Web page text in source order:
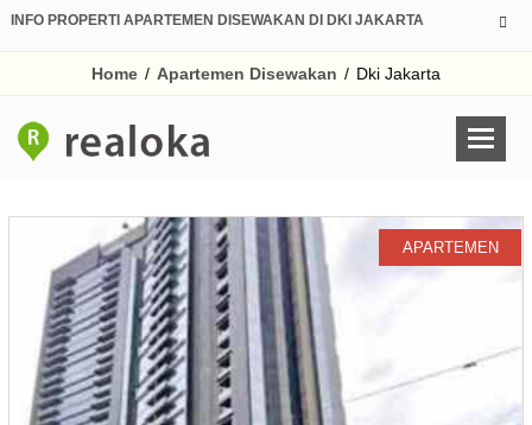
INFO PROPERTI APARTEMEN DISEWAKAN DI DKI JAKARTA
Home / Apartemen Disewakan / Dki Jakarta
APARTEMEN